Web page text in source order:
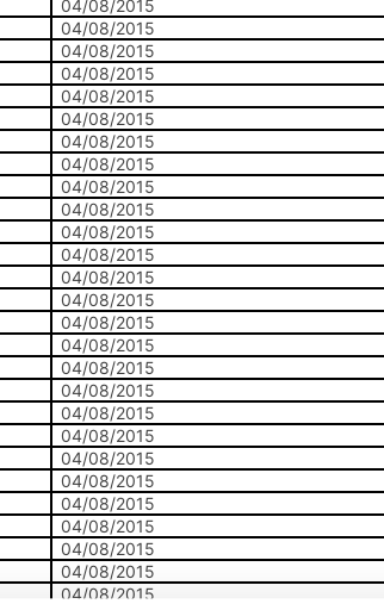
04/08/2015
04/08/2015
04/08/2015
04/08/2015
04/08/2015
04/08/2015
04/08/2015
04/08/2015
04/08/2015
04/08/2015
04/08/2015
04/08/2015
04/08/2015
04/08/2015
04/08/2015
04/08/2015
04/08/2015
04/08/2015
04/08/2015
04/08/2015
04/08/2015
04/08/2015
04/08/2015
04/08/2015
04/08/2015
04/08/2015
04/08/2015